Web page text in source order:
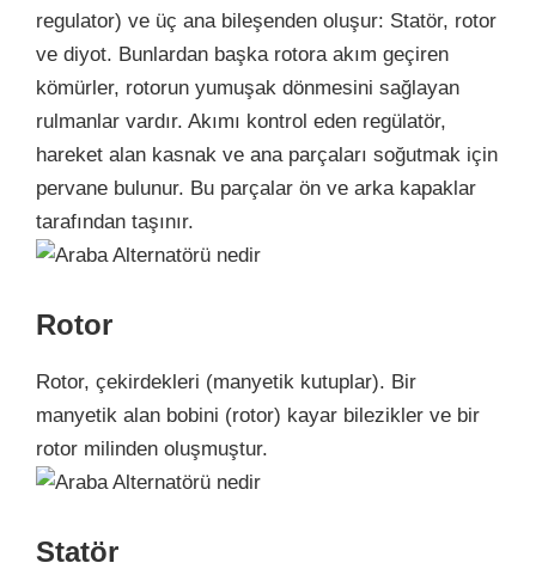
regulator) ve üç ana bileşenden oluşur: Statör, rotor
ve diyot. Bunlardan başka rotora akım geçiren
kömürler, rotorun yumuşak dönmesini sağlayan
rulmanlar vardır. Akımı kontrol eden regülatör,
hareket alan kasnak ve ana parçaları soğutmak için
pervane bulunur. Bu parçalar ön ve arka kapaklar
tarafından taşınır.
Rotor
Rotor, çekirdekleri (manyetik kutuplar). Bir
manyetik alan bobini (rotor) kayar bilezikler ve bir
rotor milinden oluşmuştur.
Statör